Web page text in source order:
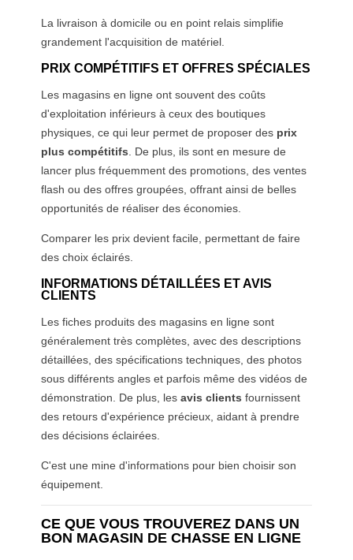
La livraison à domicile ou en point relais simplifie
grandement l'acquisition de matériel.
PRIX COMPÉTITIFS ET OFFRES SPÉCIALES
Les magasins en ligne ont souvent des coûts
d'exploitation inférieurs à ceux des boutiques
physiques, ce qui leur permet de proposer des prix
plus compétitifs . De plus, ils sont en mesure de
lancer plus fréquemment des promotions, des ventes
flash ou des offres groupées, offrant ainsi de belles
opportunités de réaliser des économies.
Comparer les prix devient facile, permettant de faire
des choix éclairés.
INFORMATIONS DÉTAILLÉES ET AVIS
CLIENTS
Les fiches produits des magasins en ligne sont
généralement très complètes, avec des descriptions
détaillées, des spécifications techniques, des photos
sous différents angles et parfois même des vidéos de
démonstration. De plus, lesavis clients fournissent
des retours d'expérience précieux, aidant à prendre
des décisions éclairées.
C'est une mine d'informations pour bien choisir son
équipement.
CE QUE VOUS TROUVEREZ DANS UN
BON MAGASIN DE CHASSE EN LIGNE